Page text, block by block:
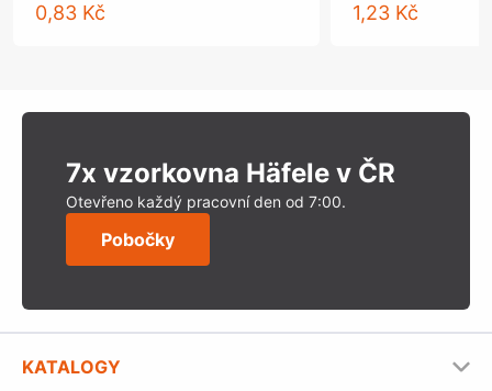
0,83 Kč 1,23 Kč
7x vzorkovna Häfele v ČR
Otevřeno každý pracovní den od 7:00.
Pobočky
KATALOGY